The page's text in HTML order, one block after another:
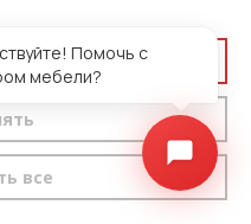
все
все
Помочь с
мебели?